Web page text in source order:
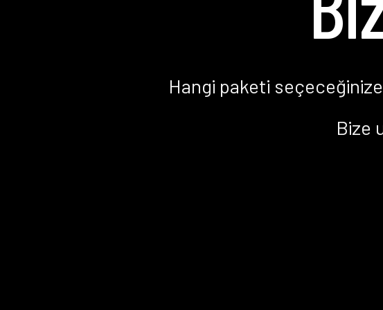
Hangi paketi
Bize